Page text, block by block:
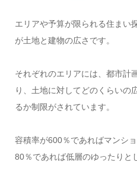
エリアや予算が限られる住まい
が土地と建物の広さです。
それぞれのエリアには、都市計
り、土地に対してどのくらいの
るか制限がされています。
容積率が600％であればマンシ
80％であれば低層のゆったりと